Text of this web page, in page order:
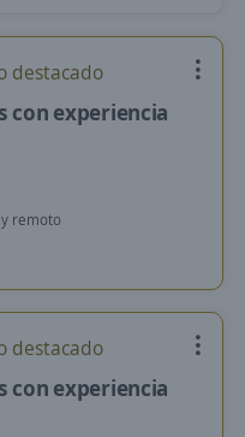
destacado
con experiencia
remoto
destacado
con experiencia